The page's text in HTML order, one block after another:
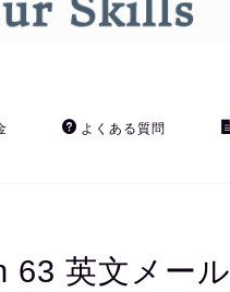
よくある質問
63 英文メール